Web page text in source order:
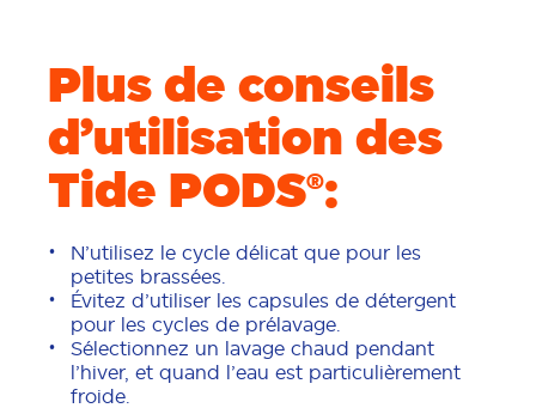
Plus de conseils
d’utilisation des
Tide PODS®:
N’utilisez le cycle délicat que pour les
petites brassées.
Évitez d’utiliser les capsules de détergent
pour les cycles de prélavage.
Sélectionnez un lavage chaud pendant
l’hiver, et quand l’eau est particulièrement
froide.